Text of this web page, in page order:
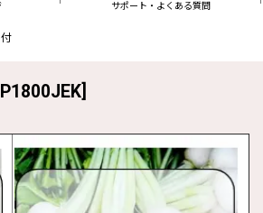
サポート・よくある質問